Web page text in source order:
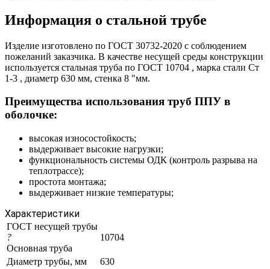
Информация о стальной трубе
Изделие изготовлено по ГОСТ 30732-2020 с соблюдением
пожеланий заказчика. В качестве несущей среды конструкции
используется стальная труба по ГОСТ 10704 , марка стали Ст
1-3 , диаметр 630 мм, стенка 8 "мм.
Преимущества использования труб ППУ в
оболочке:
высокая износостойкость;
выдерживает высокие нагрузки;
функциональность системы ОДК (контроль разрыва на
теплотрассе);
простота монтажа;
выдерживает низкие температуры;
Характеристики
ГОСТ несущей трубы
?
Основная труба
10704
Диаметр трубы, мм
630